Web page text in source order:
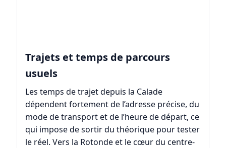
Trajets et temps de parcours
usuels
Les temps de trajet depuis la Calade
dépendent fortement de l’adresse précise, du
mode de transport et de l’heure de départ, ce
qui impose de sortir du théorique pour tester
le réel. Vers la Rotonde et le cœur du centre-